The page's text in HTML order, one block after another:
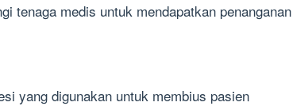
tenaga medis untuk mendapatkan penanganan
yang digunakan untuk membius pasien